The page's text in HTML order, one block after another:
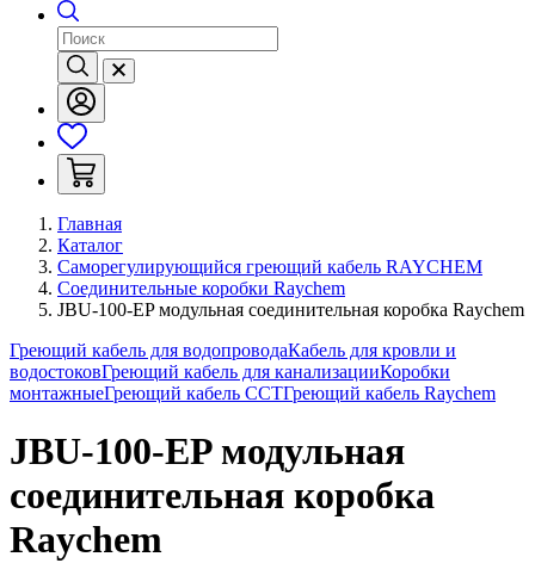
Главная
Каталог
Саморегулирующийся греющий кабель RAYCHEM
Соединительные коробки Raychem
JBU-100-EP модульная соединительная коробка Raychem
Греющий кабель для водопроводаКабель для кровли и
водостоковГреющий кабель для канализацииКоробки
монтажныеГреющий кабель ССТГреющий кабель Raychem
JBU-100-EP модульная
соединительная коробка
Raychem